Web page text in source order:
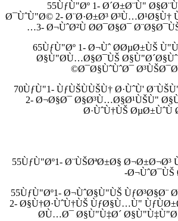
55ÙƒÙ"Øº 1- Ø´Ø±Ø¨Ù"
Ø¯ÙˆÙ"Ø© 2- Ø¨Ø·Ø±Ø³ Ø³Ù…Ø¹Ø§Ù†
3- Ø¬ÙˆØ²Ù Ø­Ø¯Ø§Ø¯
65ÙƒÙ"Øº 1- Ø¬Ùˆ Ø­ØµØ±ÙŠ
Ø§Ù"Ø­Ù…Ø§Ø¯ÙŠ
Ø¯Ø§ÙˆÙˆØ¯
70ÙƒÙ"1- ÙƒÙŠÙÙŠÙ† Ø·ÙˆÙ'
2- Ø¬Ø§Ø¯ Ø§Ø³Ù…Ø§Ø¹ÙŠÙ"
Ø·ÙˆÙ†ÙŠ
55ÙƒÙ"Øº1- Ø¨ÙŠØªØ±Ø§ Ø¬Ø±Ø¬Ø³
Ø¬ÙˆØ¯ÙŠ
55ÙƒÙ"Øº1- Ø¬ÙˆØ§Ù"ÙŠ ÙƒØ³Ø§Ø¨
2- Ø§Ù†Ø·ÙˆÙ†ÙŠ ÙƒØ§Ù…Ù"
Ø­Ù…Ø¯ Ø§Ù"Ù‡Ø´